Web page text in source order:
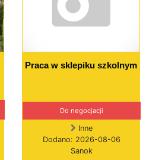
Praca w sklepiku szkolnym
Do negocjacji
Inne
Dodano: 2026-08-06
Sanok